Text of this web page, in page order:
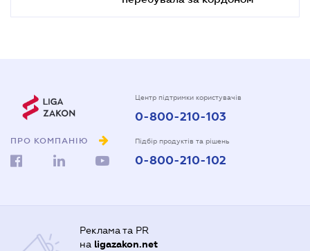
ПРО КОМПАНІЮ
Центр підтримки користувачів
0-800-210-103
Підбір продуктів та рішень
0-800-210-102
Реклама та PR
на ligazakon.net